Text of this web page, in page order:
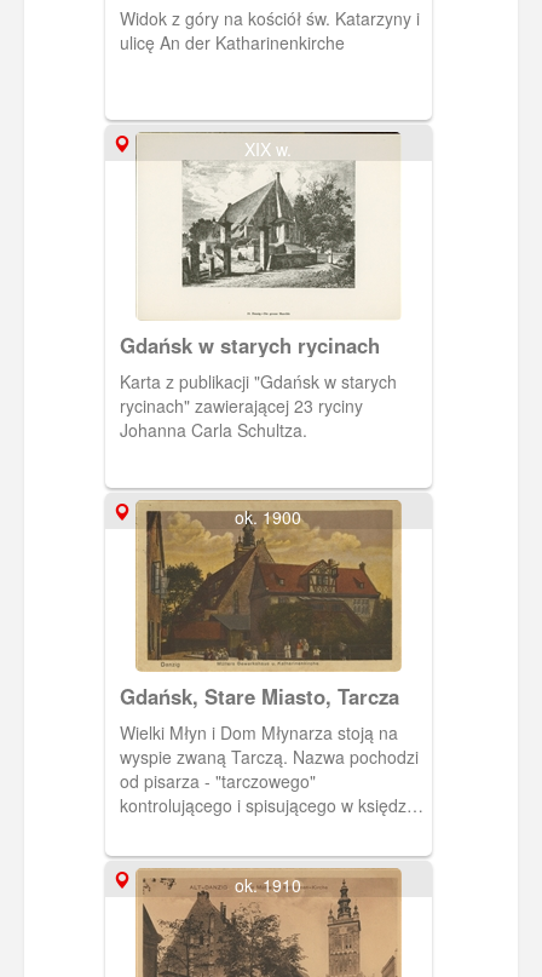
Widok z góry na kościół św. Katarzyny i
ulicę An der Katharinenkirche
XIX w.
Gdańsk w starych rycinach
Karta z publikacji "Gdańsk w starych
rycinach" zawierającej 23 ryciny
Johanna Carla Schultza.
ok. 1900
Gdańsk, Stare Miasto, Tarcza
Wielki Młyn i Dom Młynarza stoją na
wyspie zwaną Tarczą. Nazwa pochodzi
od pisarza - "tarczowego"
kontrolującego i spisującego w księdze
przyjmowanego do zmielenia.
ok. 1910